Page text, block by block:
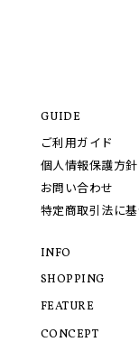
GUIDE
ご利用ガイド
個人情報保護方
お問い合わせ
特定商取引法に
INFO
SHOPPING
FEATURE
CONCEPT